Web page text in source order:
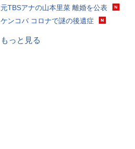
元TBSアナの山本里菜 離婚を公表
ケンコバ コロナで謎の後遺症
もっと見る